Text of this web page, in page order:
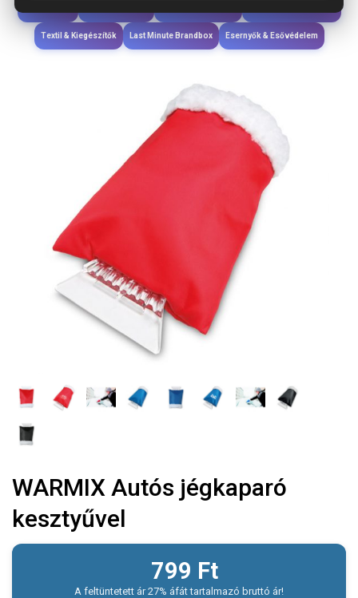
Textil & Kiegészítők Last Minute Brandbox Esernyők & Esővédelem
WARMIX Autós jégkaparó
kesztyűvel
799 Ft
A feltüntetett ár 27% áfát tartalmazó bruttó ár!